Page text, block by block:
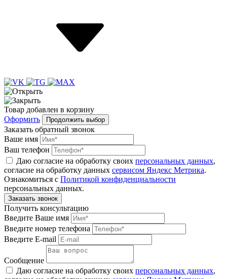
Товар добавлен в корзину
Оформить
Продолжить выбор
Заказать обратный звонок
Ваше имя
Ваш телефон
Даю согласие на обработку своих персональных данных,
согласие на обработку данных сервисом Яндекс Метрика.
Ознакомиться с Политикой конфиденциальности
персональных данных.
Получить консультацию
Введите Ваше имя
Введите номер телефона
Введите E-mail
Сообщение
Даю согласие на обработку своих персональных данных,